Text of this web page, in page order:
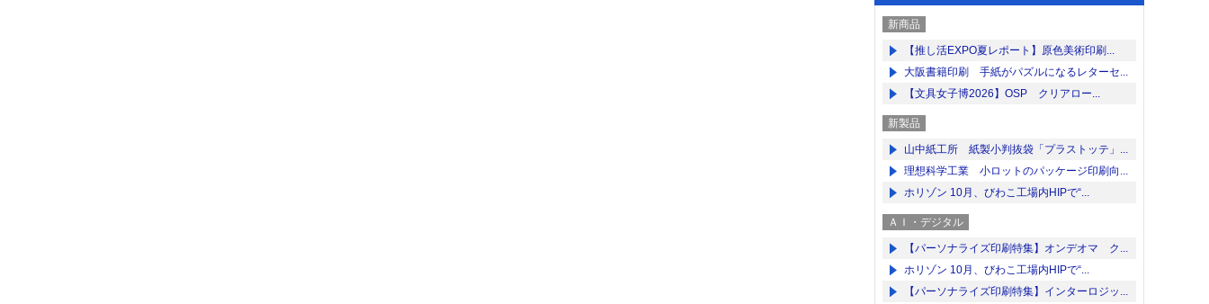
新商品
【推し活EXPO夏レポート】原色美術印刷...
大阪書籍印刷 手紙がパズルになるレターセ...
【文具女子博2026】OSP クリアロー...
新製品
山中紙工所 紙製小判抜袋「プラストッテ」...
理想科学工業 小ロットのパッケージ印刷向...
ホリゾン 10月、びわこ工場内HIPで“...
ＡＩ・デジタル
【パーソナライズ印刷特集】オンデオマ ク...
ホリゾン 10月、びわこ工場内HIPで“...
【パーソナライズ印刷特集】インターロジッ...